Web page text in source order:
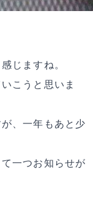
じますね。
こうと思いま
、一年もあと少
一つお知らせが